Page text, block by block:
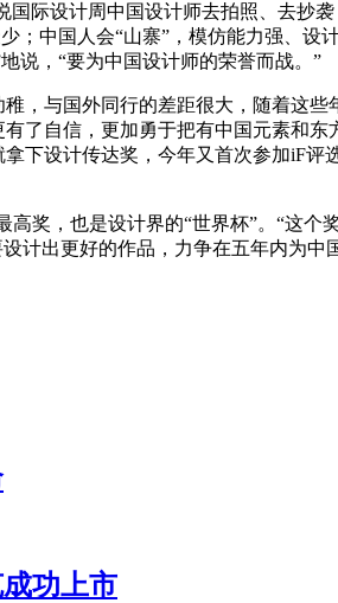
际设计周中国设计师去拍照、去抄
中国人会“山寨”，模仿能力强、
说，“要为中国设计师的荣誉而战。”
，与国外同行的差距很大，随着这
了自信，更加勇于把有中国元素和
下设计传达奖，今年又首次参加iF
奖，也是设计界的“世界杯”。“这
计出更好的作品，力争在五年内为
功上市